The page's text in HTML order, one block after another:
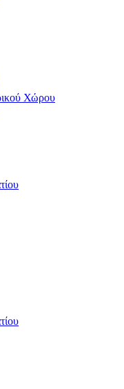
Χώρου